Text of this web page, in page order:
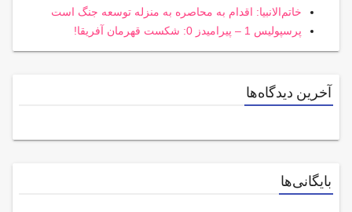
خاتم‌الانبیا: اقدام به محاصره به منزله توسعه جنگ است
پرسپولیس 1 – پیرامیدز 0: شکست قهرمان آفریقا!
آخرین دیدگاه‌ها
بایگانی‌ها